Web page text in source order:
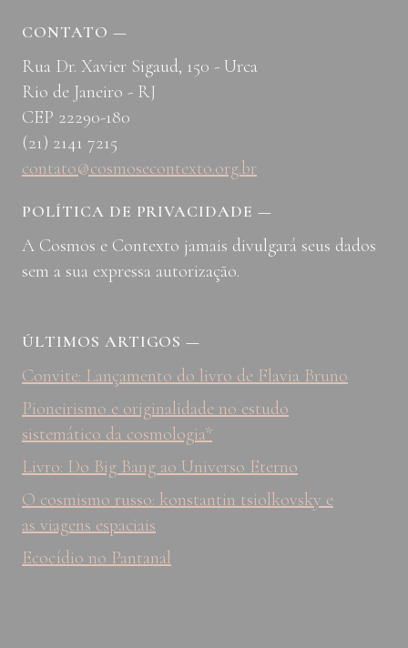
CONTATO —
Rua Dr. Xavier Sigaud, 150 - Urca
Rio de Janeiro - RJ
CEP 22290-180
(21) 2141 7215
contato@cosmosecontexto.org.br
POLÍTICA DE PRIVACIDADE—
A Cosmos e Contexto jamais divulgará seus dados
sem a sua expressa autorização.
ÚLTIMOS ARTIGOS—
Convite: Lançamento do livro de Flavia Bruno
Pioneirismo e originalidade no estudo
sistemático da cosmologia*
Livro: Do Big Bang ao Universo Eterno
O cosmismo russo: konstantin tsiolkovsky e
as viagens espaciais
Ecocídio no Pantanal